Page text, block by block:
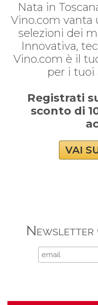
Nata in
Vino.com vanta
selezioni dei
Innovativa,
Vino.com è il
per i tuoi
Registrati
sconto di
VAI
Newsletter